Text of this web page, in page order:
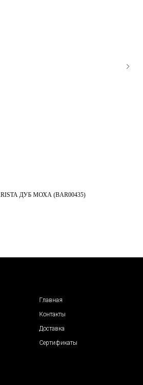
ДУБ МОХА (BAR00435)
Главная
Контакты
Доставка
Сертификаты